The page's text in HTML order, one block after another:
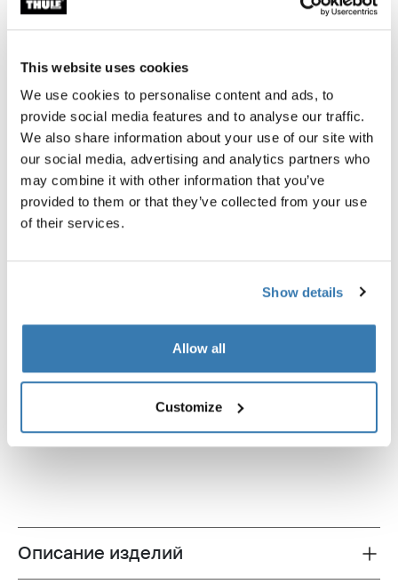
This website uses cookies
We use cookies to personalise content and ads, to
provide social media features and to analyse our traffic.
We also share information about your use of our site with
our social media, advertising and analytics partners who
may combine it with other information that you’ve
provided to them or that they’ve collected from your use
of their services.
Show details
Allow all
Customize
Аксессуары для Thule Paramount
внешний аккумулятор
Toggle overview
Описание изделий